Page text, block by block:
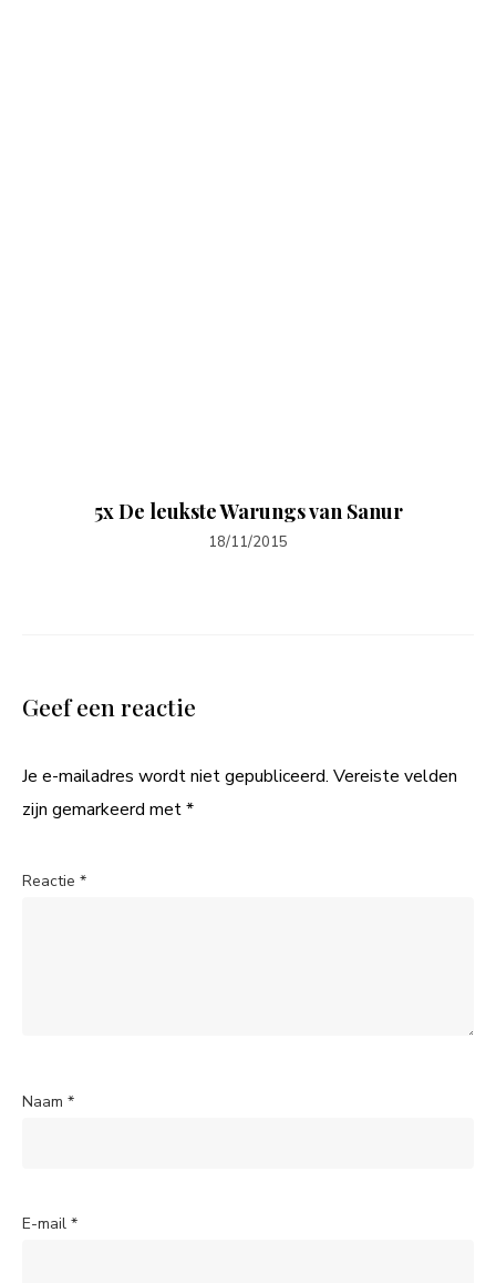
5x De leukste Warungs van Sanur
18/11/2015
Geef een reactie
Je e-mailadres wordt niet gepubliceerd. Vereiste velden
zijn gemarkeerd met*
Reactie *
Naam *
E-mail *